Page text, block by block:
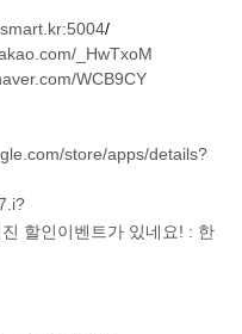
/
_HwTxoM
WCB9CY
store/apps/details?